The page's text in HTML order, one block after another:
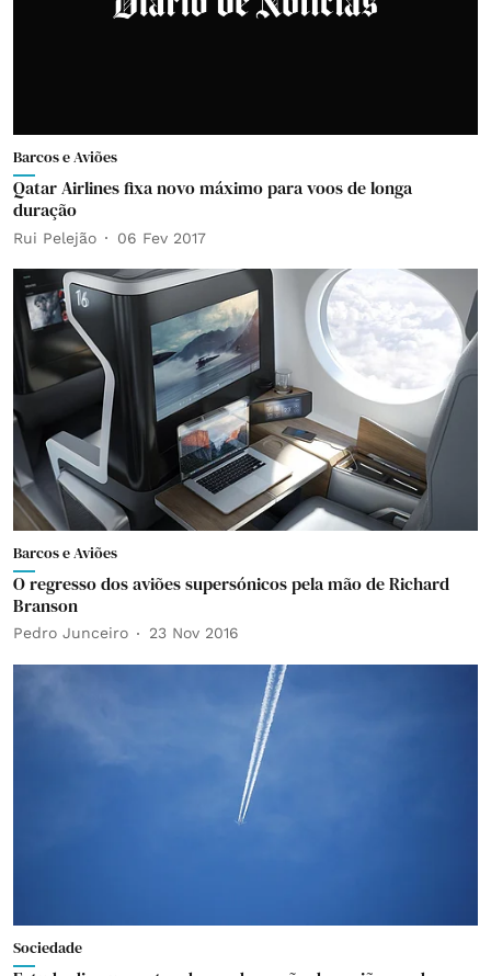
Barcos e Aviões
Qatar Airlines fixa novo máximo para voos de longa
duração
Rui Pelejão 06 Fev 2017
Barcos e Aviões
O regresso dos aviões supersónicos pela mão de Richard
Branson
Pedro Junceiro 23 Nov 2016
Sociedade